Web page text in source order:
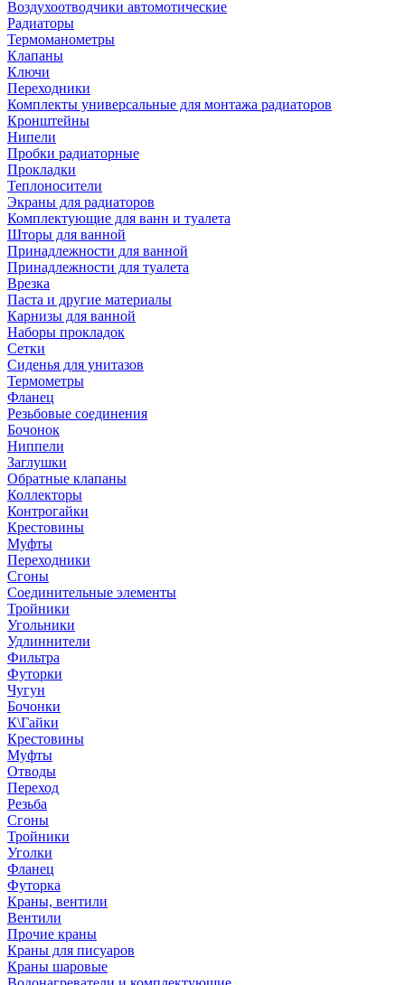
Воздухоотводчики автомотические
Радиаторы
Термоманометры
Клапаны
Ключи
Переходники
Комплекты универсальные для монтажа радиаторов
Кронштейны
Нипели
Пробки радиаторные
Прокладки
Теплоносители
Экраны для радиаторов
Комплектующие для ванн и туалета
Шторы для ванной
Принадлежности для ванной
Принадлежности для туалета
Врезка
Паста и другие материалы
Карнизы для ванной
Наборы прокладок
Сетки
Сиденья для унитазов
Термометры
Фланец
Резьбовые соединения
Бочонок
Ниппели
Заглушки
Обратные клапаны
Коллекторы
Контрогайки
Крестовины
Муфты
Переходники
Сгоны
Соединительные элементы
Тройники
Угольники
Удлиннители
Фильтра
Футорки
Чугун
Бочонки
К\Гайки
Крестовины
Муфты
Отводы
Переход
Резьба
Сгоны
Тройники
Уголки
Фланец
Футорка
Краны, вентили
Вентили
Прочие краны
Краны для писуаров
Краны шаровые